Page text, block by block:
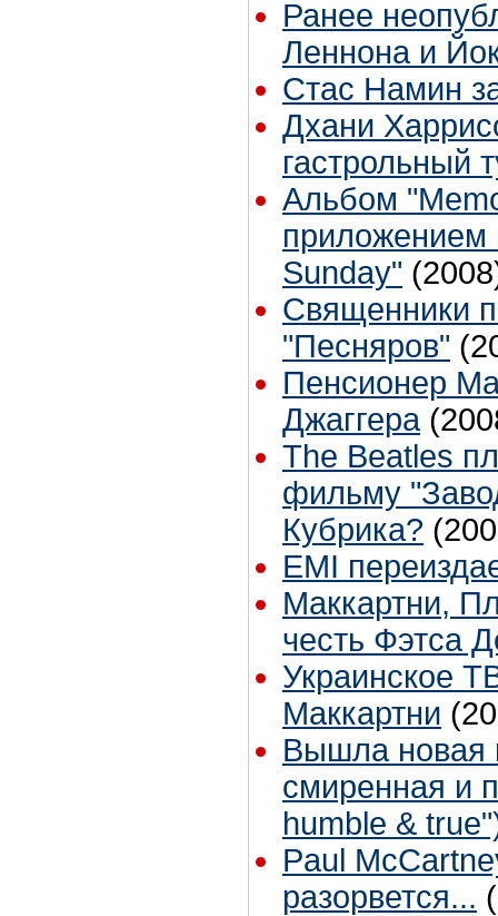
Ранее
Леннона и
Стас Намин
Дхани
гастрольный
Альбом
приложением
Sunday"
Священники
"Песняров"
Пенсионер
Джаггера
The Beatles
фильму
Кубрика?
EMI
Маккартни,
честь Фэтса
Украинское
Маккартни
Вышла новая
смиренная и
humble &
Paul
разорвется...